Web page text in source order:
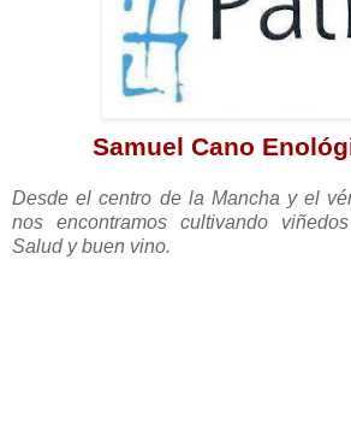
Samuel Cano
Desde el centro de la Mancha y el
nos encontramos cultivando
Salud y buen vino.